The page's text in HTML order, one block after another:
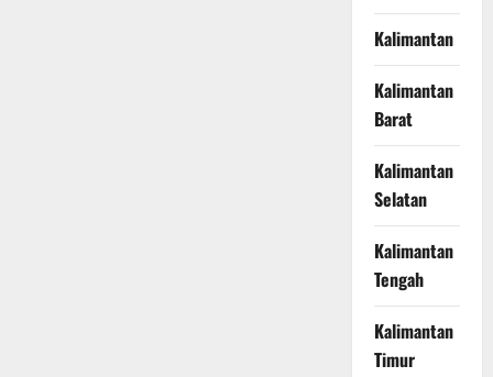
Kalimantan
Kalimantan
Barat
Kalimantan
Selatan
Kalimantan
Tengah
Kalimantan
Timur